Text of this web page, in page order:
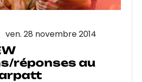
ven. 28 novembre 2014
réponses au